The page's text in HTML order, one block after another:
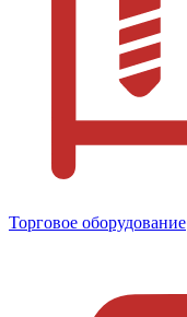
Торговое оборудование